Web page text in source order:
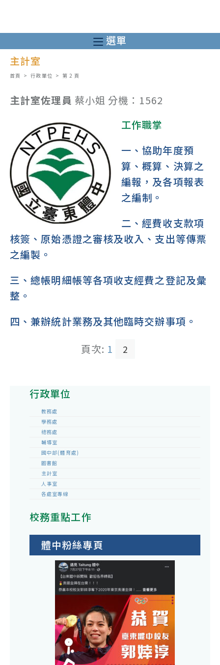
至
主
選單
主計室
首頁 > 行政單位 > 第 2 頁
主計室佐理員 蔡小姐 分機：1562
工作職掌
一、協助年度預
算、概算、決算之
編報，及各項報表
之編制。
二、經費收支款項
核簽、原始憑證之審核及收入、支出等傳票
之編製。
三、總帳明細帳等各項收支經費之登記及彙
整。
四、兼辦統計業務及其他臨時交辦事項。
頁次: 1 2
行政單位
教務處
學務處
總務處
輔導室
國中部(體育處)
圖書館
主計室
人事室
各處室專線
校務重點工作
體中粉絲專頁